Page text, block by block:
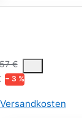
€
the median
− 3 %
Versandkosten